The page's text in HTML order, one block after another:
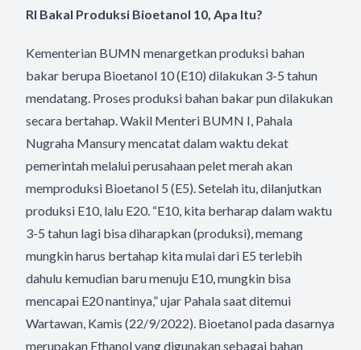
RI Bakal Produksi Bioetanol 10, Apa Itu?
Kementerian BUMN menargetkan produksi bahan
bakar berupa Bioetanol 10 (E10) dilakukan 3-5 tahun
mendatang. Proses produksi bahan bakar pun dilakukan
secara bertahap. Wakil Menteri BUMN I, Pahala
Nugraha Mansury mencatat dalam waktu dekat
pemerintah melalui perusahaan pelet merah akan
memproduksi Bioetanol 5 (E5). Setelah itu, dilanjutkan
produksi E10, lalu E20. “E10, kita berharap dalam waktu
3-5 tahun lagi bisa diharapkan (produksi), memang
mungkin harus bertahap kita mulai dari E5 terlebih
dahulu kemudian baru menuju E10, mungkin bisa
mencapai E20 nantinya,” ujar Pahala saat ditemui
Wartawan, Kamis (22/9/2022). Bioetanol pada dasarnya
merupakan Ethanol yang digunakan sebagai bahan